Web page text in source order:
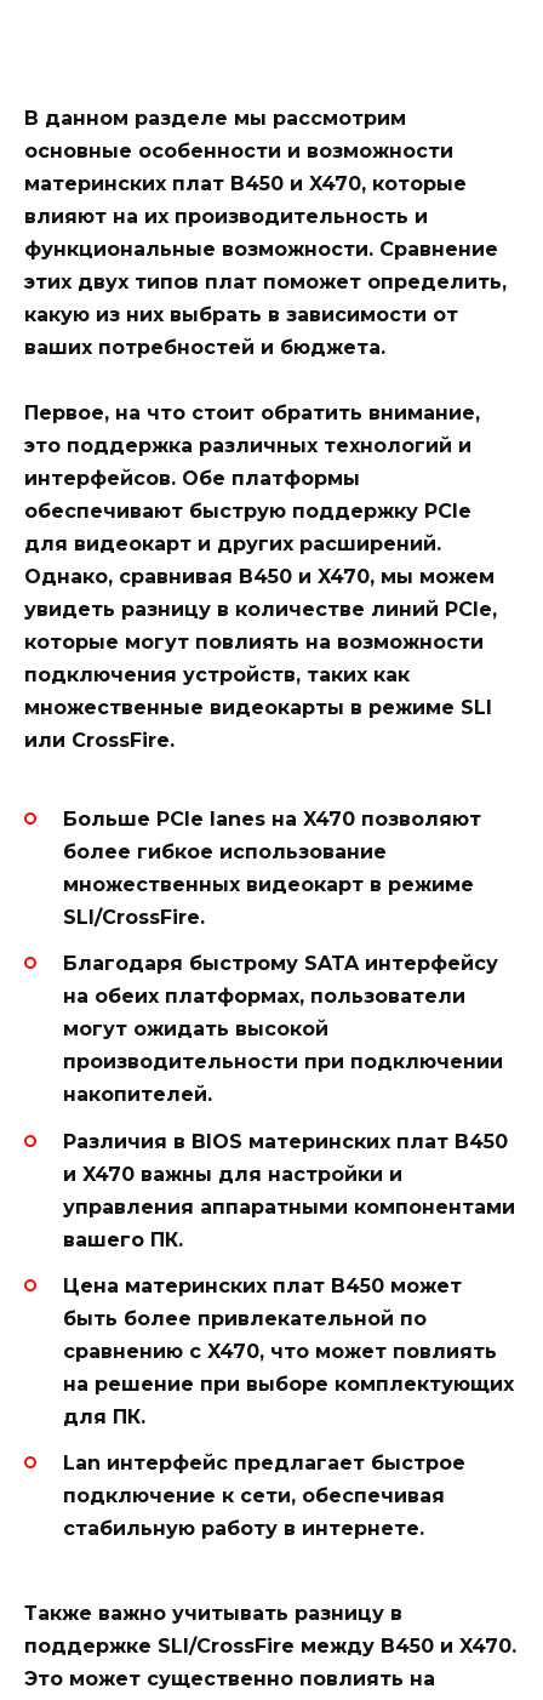
В данном разделе мы рассмотрим
основные особенности и возможности
материнских плат B450 и X470, которые
влияют на их производительность и
функциональные возможности. Сравнение
этих двух типов плат поможет определить,
какую из них выбрать в зависимости от
ваших потребностей и бюджета.
Первое, на что стоит обратить внимание,
это поддержка различных технологий и
интерфейсов. Обе платформы
обеспечивают быструю поддержку PCIe
для видеокарт и других расширений.
Однако, сравнивая B450 и X470, мы можем
увидеть разницу в количестве линий PCIe,
которые могут повлиять на возможности
подключения устройств, таких как
множественные видеокарты в режиме SLI
или CrossFire.
Больше PCIe lanes на X470 позволяют
более гибкое использование
множественных видеокарт в режиме
SLI/CrossFire.
Благодаря быстрому SATA интерфейсу
на обеих платформах, пользователи
могут ожидать высокой
производительности при подключении
накопителей.
Различия в BIOS материнских плат B450
и X470 важны для настройки и
управления аппаратными компонентами
вашего ПК.
Цена материнских плат B450 может
быть более привлекательной по
сравнению с X470, что может повлиять
на решение при выборе комплектующих
для ПК.
Lan интерфейс предлагает быстрое
подключение к сети, обеспечивая
стабильную работу в интернете.
Также важно учитывать разницу в
поддержке SLI/CrossFire между B450 и X470.
Это может существенно повлиять на